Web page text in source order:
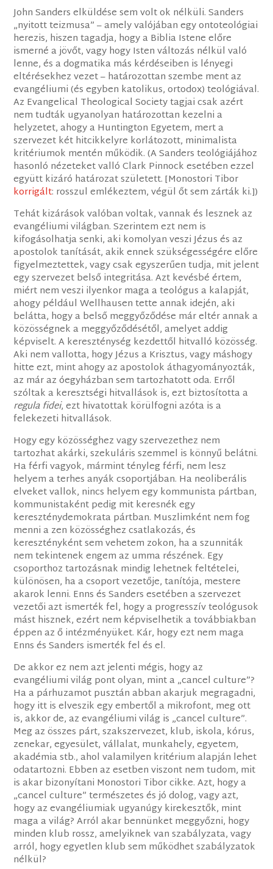
John Sanders elküldése sem volt ok nélküli. Sanders
„nyitott teizmusa” – amely valójában egy ontoteológiai
herezis, hiszen tagadja, hogy a Biblia Istene előre
ismerné a jövőt, vagy hogy Isten változás nélkül való
lenne, és a dogmatika más kérdéseiben is lényegi
eltérésekhez vezet – határozottan szembe ment az
evangéliumi (és egyben katolikus, ortodox) teológiával.
Az Evangelical Theological Society tagjai csak azért
nem tudták ugyanolyan határozottan kezelni a
helyzetet, ahogy a Huntington Egyetem, mert a
szervezet két hitcikkelyre korlátozott, minimalista
kritériumok mentén működik. (A Sanders teológiájához
hasonló nézeteket valló Clark Pinnock esetében ezzel
együtt kizáró határozat született. [Monostori Tibor
korrigált: rosszul emlékeztem, végül őt sem zárták ki.])
Tehát kizárások valóban voltak, vannak és lesznek az
evangéliumi világban. Szerintem ezt nem is
kifogásolhatja senki, aki komolyan veszi Jézus és az
apostolok tanítását, akik ennek szükségességére előre
figyelmeztettek, vagy csak egyszerűen tudja, mit jelent
egy szervezet belső integritása. Azt kevésbé értem,
miért nem veszi ilyenkor maga a teológus a kalapját,
ahogy például Wellhausen tette annak idején, aki
belátta, hogy a belső meggyőződése már eltér annak a
közösségnek a meggyőződésétől, amelyet addig
képviselt. A kereszténység kezdettől hitvalló közösség.
Aki nem vallotta, hogy Jézus a Krisztus, vagy máshogy
hitte ezt, mint ahogy az apostolok áthagyományozták,
az már az óegyházban sem tartozhatott oda. Erről
szóltak a keresztségi hitvallások is, ezt biztosította a
regula fidei, ezt hivatottak körülfogni azóta is a
felekezeti hitvallások.
Hogy egy közösséghez vagy szervezethez nem
tartozhat akárki, szekuláris szemmel is könnyű belátni.
Ha férfi vagyok, mármint tényleg férfi, nem lesz
helyem a terhes anyák csoportjában. Ha neoliberális
elveket vallok, nincs helyem egy kommunista pártban,
kommunistaként pedig mit keresnék egy
kereszténydemokrata pártban. Muszlimként nem fog
menni a zen közösséghez csatlakozás, és
keresztényként sem vehetem zokon, ha a szunniták
nem tekintenek engem az umma részének. Egy
csoporthoz tartozásnak mindig lehetnek feltételei,
különösen, ha a csoport vezetője, tanítója, mestere
akarok lenni. Enns és Sanders esetében a szervezet
vezetői azt ismerték fel, hogy a progresszív teológusok
mást hisznek, ezért nem képviselhetik a továbbiakban
éppen az ő intézményüket. Kár, hogy ezt nem maga
Enns és Sanders ismerték fel és el.
De akkor ez nem azt jelenti mégis, hogy az
evangéliumi világ pont olyan, mint a „cancel culture”?
Ha a párhuzamot pusztán abban akarjuk megragadni,
hogy itt is elveszik egy embertől a mikrofont, meg ott
is, akkor de, az evangéliumi világ is „cancel culture”.
Meg az összes párt, szakszervezet, klub, iskola, kórus,
zenekar, egyesület, vállalat, munkahely, egyetem,
akadémia stb., ahol valamilyen kritérium alapján lehet
odatartozni. Ebben az esetben viszont nem tudom, mit
is akar bizonyítani Monostori Tibor cikke. Azt, hogy a
„cancel culture” természetes és jó dolog, vagy azt,
hogy az evangéliumiak ugyanúgy kirekesztők, mint
maga a világ? Arról akar bennünket meggyőzni, hogy
minden klub rossz, amelyiknek van szabályzata, vagy
arról, hogy egyetlen klub sem működhet szabályzatok
nélkül?